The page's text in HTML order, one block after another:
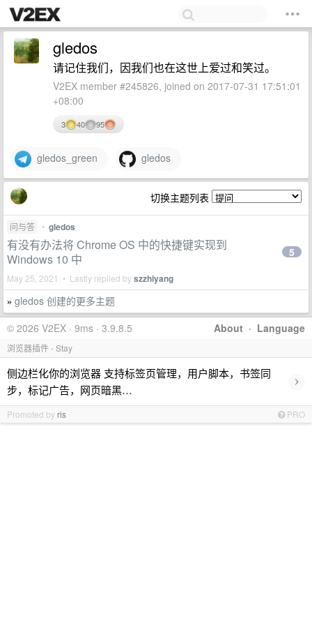
gledos
请记住我们，因我们也在这世上爱过和笑过。
V2EX member #245826, joined on 2017-07-31 17:51:01
+08:00
3 40 95
gledos_green gledos
切换主题列表
问与答 • gledos
有没有办法将 Chrome OS 中的快捷键实现到
Windows 10 中
May 25, 2021 • Lastly replied byszzhiyang
5
» gledos 创建的更多主题
About · Language
© 2026 V2EX · 9ms · 3.9.8.5
浏览器插件 - Stay
侧边栏化你的浏览器 支持标签页管理，用户脚本，书签同
步，标记广告，网页暗黑…
›
Promoted by ris PRO